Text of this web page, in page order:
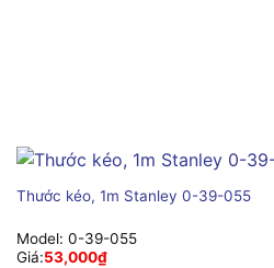
Thước kéo, 1m Stanley 0-39-055
Model: 0-39-055
Giá:53,000₫